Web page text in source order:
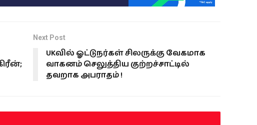
Next Post
UKவில் ஓட்டுநர்கள் சிலருக்கு வேகமாக
வாகனம் செலுத்திய குற்றச்சாட்டில்
தவறாக அபராதம் !